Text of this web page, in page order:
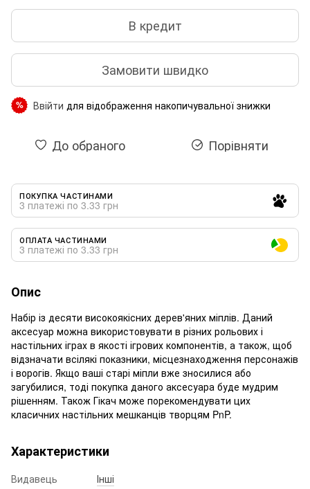
В кредит
Замовити швидко
% Ввійти для відображення накопичувальної знижки
До обраного Порівняти
ПОКУПКА ЧАСТИНАМИ
3 платежі по 3.33 грн
ОПЛАТА ЧАСТИНАМИ
3 платежі по 3.33 грн
Опис
Набір із десяти високоякісних дерев'яних міплів. Даний
аксесуар можна використовувати в різних рольових і
настільних іграх в якості ігрових компонентів, а також, щоб
відзначати всілякі показники, місцезнаходження персонажів
і ворогів. Якщо ваші старі міпли вже зносилися або
загубилися, тоді покупка даного аксесуара буде мудрим
рішенням. Також Гікач може порекомендувати цих
класичних настільних мешканців творцям PnP.
Характеристики
Видавець
Інші